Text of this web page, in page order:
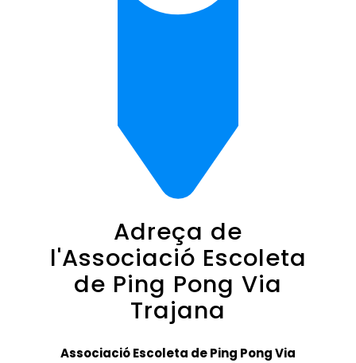
Adreça de
l'Associació Escoleta
de Ping Pong Via
Trajana
Associació Escoleta de Ping Pong Via